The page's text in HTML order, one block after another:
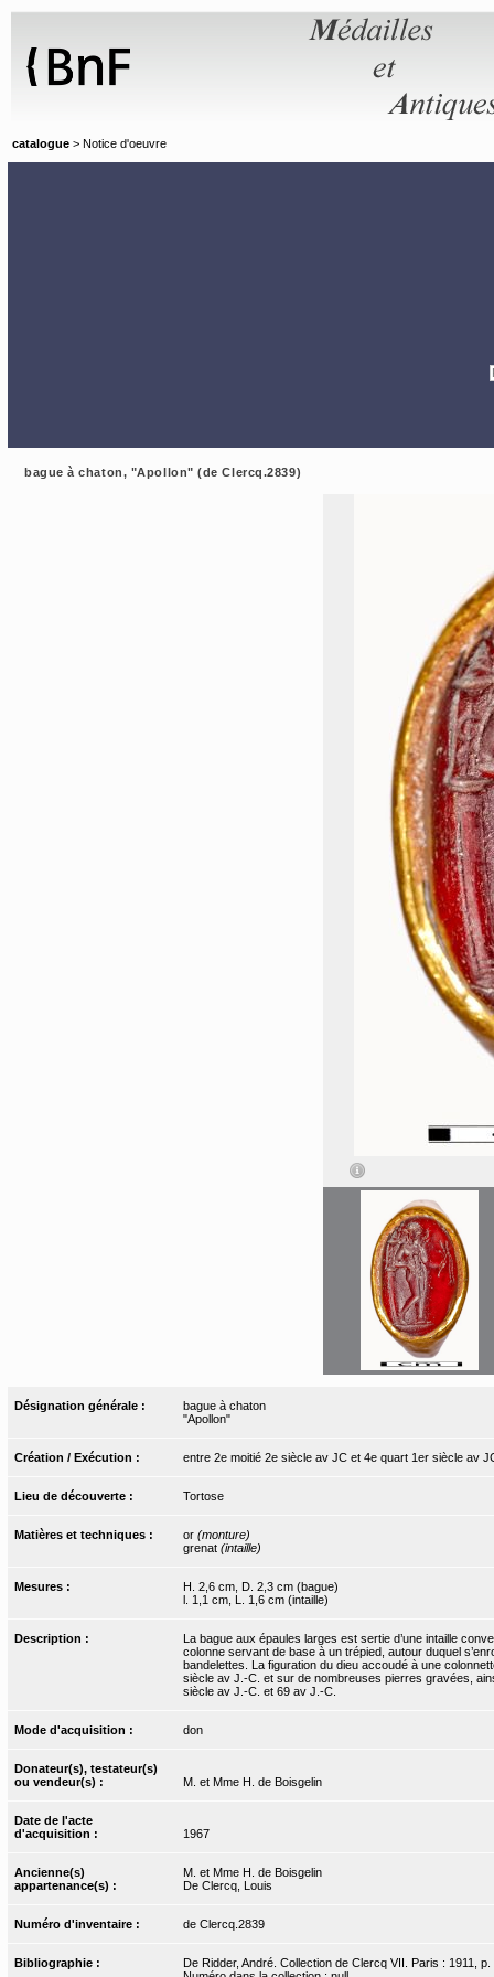
catalogue > Notice d'oeuvre
bague à chaton, "Apollon" (de Clercq.2839)
Désignation générale :
bague à chaton
"Apollon"
Création / Exécution : entre 2e moitié 2e siècle av JC et 4e quart 1er siècle av
Lieu de découverte : Tortose
Matières et techniques : or (monture)
grenat (intaille)
Mesures :
H. 2,6 cm, D. 2,3 cm (bague)
l. 1,1 cm, L. 1,6 cm (intaille)
Description :
La bague aux épaules larges est sertie d’une intaille
colonne servant de base à un trépied, autour duquel
bandelettes. La figuration du dieu accoudé à une
siècle av J.-C. et sur de nombreuses pierres gravées,
siècle av J.-C. et 69 av J.-C.
Mode d'acquisition : don
Donateur(s), testateur(s)
ou vendeur(s) :
M. et Mme H. de Boisgelin
Date de l'acte
d'acquisition :
1967
Ancienne(s)
appartenance(s) :
M. et Mme H. de Boisgelin
De Clercq, Louis
Numéro d'inventaire : de Clercq.2839
Bibliographie :
De Ridder, André. Collection de Clercq VII. Paris : 1911, p.